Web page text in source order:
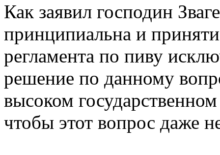
Как заявил господин
принципиальна и
регламента по пиву
решение по данному
высоком
чтобы этот вопрос даже